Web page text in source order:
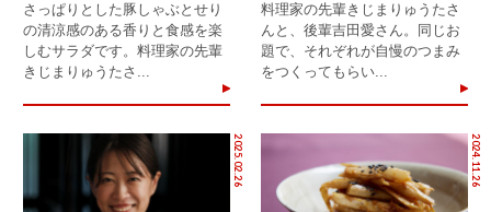
さっぱりとした豚しゃぶとせり
の清涼感のある香りと食感を楽
しむサラダです。料理家の先輩
きじまりゅうたさ...
料理家の先輩きじまりゅうたさ
んと、後輩吉田愛さん。同じお
題で、それぞれが自慢のつまみ
をつくってもらい...
2025.02.26 2024.11.26